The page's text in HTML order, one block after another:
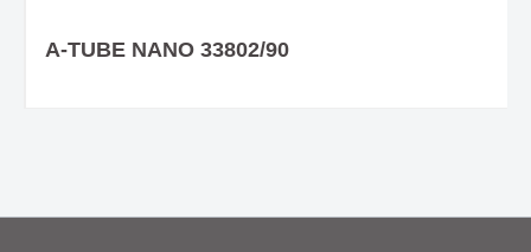
A-TUBE NANO 33802/90